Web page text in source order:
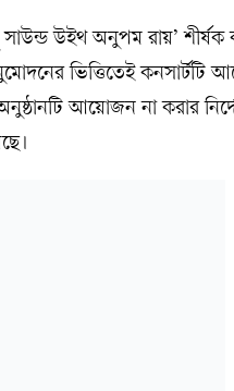
উইথ অনুপম রায়’
ভিত্তিতেই কনসার্টটি
আয়োজন না করার